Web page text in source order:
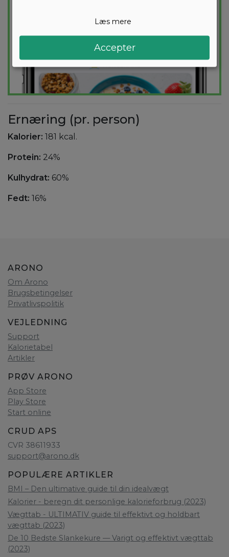
Ernæring (pr. person)
Kalorier: 181 kcal.
Protein: 24%
Kulhydrat: 60%
Fedt: 16%
ARONO
Om Arono
Brugsbetingelser
Privatlivspolitik
VEJLEDNING
Support
Kalorietabel
Artikler
PRØV ARONO
App Store
Play Store
Start online
CRUD APS
CVR 38611933
support@arono.dk
POPULÆRE ARTIKLER
BMI – Den ultimative guide til din idealvægt
Kalorier - beregn dit personlige kalorieforbrug (2023)
Vægttab - ULTIMATIV guide til effektivt og holdbart
vægttab (2023)
De 10 Bedste Slankekure — Varigt og effektivt vægttab
(2023)
Læs mere
Accepter